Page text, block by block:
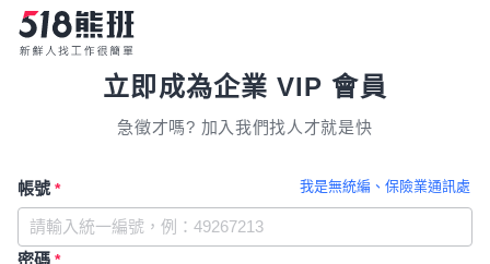
立即成為企業 VIP 會員
急徵才嗎? 加入我們找人才就是快
我是無統編、保險業通訊處
帳號 *
密碼 *